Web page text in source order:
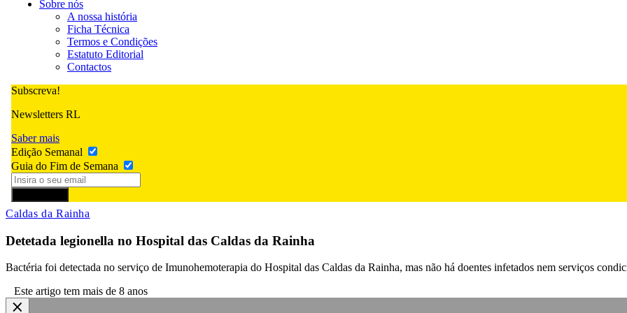
Sobre nós
A nossa história
Ficha Técnica
Termos e Condições
Estatuto Editorial
Contactos
Subscreva!
Newsletters RL
Saber mais
Edição Semanal
Guia do Fim de Semana
Caldas da Rainha
Detetada legionella no Hospital das Caldas da Rainha
Bactéria foi detectada no serviço de Imunohemoterapia do Hospital das Caldas da Rainha, mas não há doentes infetados nem serviços
Este artigo tem mais de 8 anos